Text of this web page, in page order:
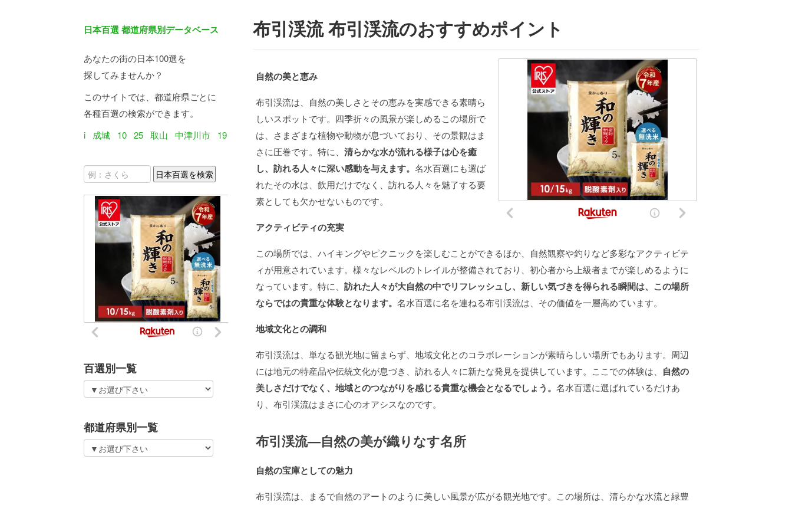
日本百選 都道府県別データベース
あなたの街の日本100選を
探してみませんか？
このサイトでは、都道府県ごとに
各種百選の検索ができます。
i
成城 10 25 取山 中津川市 19
百選別一覧
都道府県別一覧
布引渓流 布引渓流のおすすめポイント
自然の美と恵み
布引渓流は、自然の美しさとその恵みを実感できる素晴ら
しいスポットです。四季折々の風景が楽しめるこの場所で
は、さまざまな植物や動物が息づいており、その景観はま
さに圧巻です。特に、 清らかな水が流れる様子は心を癒
し、訪れる人々に深い感動を与えます。 名水百選にも選ば
れたその水は、飲用だけでなく、訪れる人々を魅了する要
素としても欠かせないものです。
アクティビティの充実
この場所では、ハイキングやピクニックを楽しむことができるほか、自然観察や釣りなど多彩なアクティビテ
ィが用意されています。様々なレベルのトレイルが整備されており、初心者から上級者までが楽しめるように
なっています。特に、 訪れた人々が大自然の中でリフレッシュし、新しい気づきを得られる瞬間は、この場所
ならではの貴重な体験となります。 名水百選に名を連ねる布引渓流は、その価値を一層高めています。
地域文化との調和
布引渓流は、単なる観光地に留まらず、地域文化とのコラボレーションが素晴らしい場所でもあります。周辺
には地元の特産品や伝統文化が息づき、訪れる人々に新たな発見を提供しています。ここでの体験は、
自然の
美しさだけでなく、地域とのつながりを感じる貴重な機会となるでしょう。 名水百選に選ばれているだけあ
り、布引渓流はまさに心のオアシスなのです。
布引渓流—自然の美が織りなす名所
自然の宝庫としての魅力
布引渓流は、まるで自然のアートのように美しい風景が広がる観光地です。この場所は、清らかな水流と緑豊